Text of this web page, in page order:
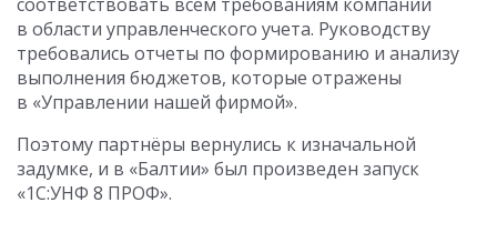
в области управленческого учета. Руководству
требовались отчеты по формированию и анализу
выполнения бюджетов, которые отражены
в «Управлении нашей фирмой».
Поэтому партнёры вернулись к изначальной
задумке, и в «Балтии» был произведен запуск
«1С:УНФ 8 ПРОФ».